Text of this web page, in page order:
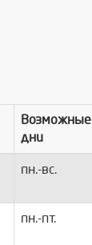
Возможные
дни
пн.-вс.
пн.-пт.